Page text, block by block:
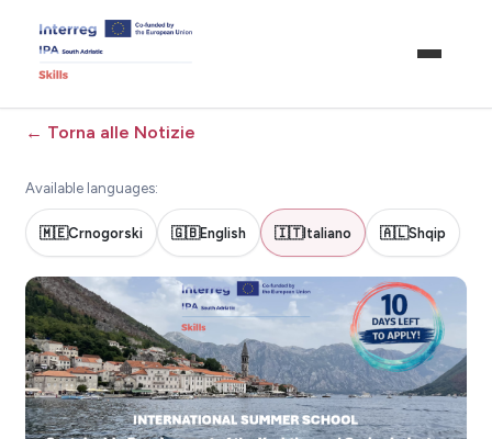
← Torna alle Notizie
Available languages:
🇲🇪Crnogorski 🇬🇧English 🇮🇹Italiano 🇦🇱Shqip